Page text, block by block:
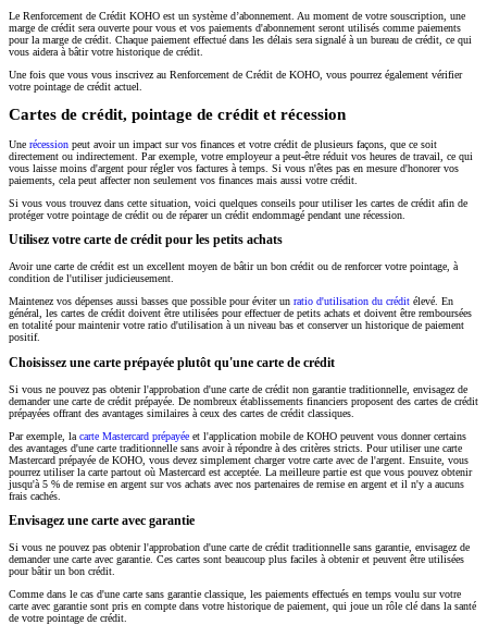
Le Renforcement de Crédit KOHO est un système d’abonnement. Au moment de votre souscription, une
marge de crédit sera ouverte pour vous et vos paiements d'abonnement seront utilisés comme paiements
pour la marge de crédit. Chaque paiement effectué dans les délais sera signalé à un bureau de crédit, ce qui
vous aidera à bâtir votre historique de crédit.
Une fois que vous vous inscrivez au Renforcement de Crédit de KOHO, vous pourrez également vérifier
votre pointage de crédit actuel.
Cartes de crédit, pointage de crédit et récession
Une récession peut avoir un impact sur vos finances et votre crédit de plusieurs façons, que ce soit
directement ou indirectement. Par exemple, votre employeur a peut-être réduit vos heures de travail, ce qui
vous laisse moins d'argent pour régler vos factures à temps. Si vous n'êtes pas en mesure d'honorer vos
paiements, cela peut affecter non seulement vos finances mais aussi votre crédit.
Si vous vous trouvez dans cette situation, voici quelques conseils pour utiliser les cartes de crédit afin de
protéger votre pointage de crédit ou de réparer un crédit endommagé pendant une récession.
Utilisez votre carte de crédit pour les petits achats
Avoir une carte de crédit est un excellent moyen de bâtir un bon crédit ou de renforcer votre pointage, à
condition de l'utiliser judicieusement.
Maintenez vos dépenses aussi basses que possible pour éviter un ratio d'utilisation du crédit élevé. En
général, les cartes de crédit doivent être utilisées pour effectuer de petits achats et doivent être remboursées
en totalité pour maintenir votre ratio d'utilisation à un niveau bas et conserver un historique de paiement
positif.
Choisissez une carte prépayée plutôt qu'une carte de crédit
Si vous ne pouvez pas obtenir l'approbation d'une carte de crédit non garantie traditionnelle, envisagez de
demander une carte de crédit prépayée. De nombreux établissements financiers proposent des cartes de crédit
prépayées offrant des avantages similaires à ceux des cartes de crédit classiques.
Par exemple, la carte Mastercard prépayée et l'application mobile de KOHO peuvent vous donner certains
des avantages d'une carte traditionnelle sans avoir à répondre à des critères stricts. Pour utiliser une carte
Mastercard prépayée de KOHO, vous devez simplement charger votre carte avec de l'argent. Ensuite, vous
pourrez utiliser la carte partout où Mastercard est acceptée. La meilleure partie est que vous pouvez obtenir
jusqu'à 5 % de remise en argent sur vos achats avec nos partenaires de remise en argent et il n'y a aucuns
frais cachés.
Envisagez une carte avec garantie
Si vous ne pouvez pas obtenir l'approbation d'une carte de crédit traditionnelle sans garantie, envisagez de
demander une carte avec garantie. Ces cartes sont beaucoup plus faciles à obtenir et peuvent être utilisées
pour bâtir un bon crédit.
Comme dans le cas d'une carte sans garantie classique, les paiements effectués en temps voulu sur votre
carte avec garantie sont pris en compte dans votre historique de paiement, qui joue un rôle clé dans la santé
de votre pointage de crédit.